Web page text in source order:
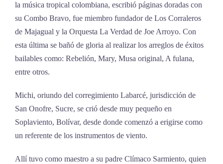
la música tropical colombiana, escribió páginas doradas con
su Combo Bravo, fue miembro fundador de Los Corraleros
de Majagual y la Orquesta La Verdad de Joe Arroyo. Con
esta última se bañó de gloria al realizar los arreglos de éxitos
bailables como: Rebelión, Mary, Musa original, A fulana,
entre otros.
Michi, oriundo del corregimiento Labarcé, jurisdicción de
San Onofre, Sucre, se crió desde muy pequeño en
Soplaviento, Bolívar, desde donde comenzó a erigirse como
un referente de los instrumentos de viento.
Allí tuvo como maestro a su padre Clímaco Sarmiento, quien